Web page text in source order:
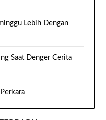
Lebih Dengan
Saat Denger Cerita